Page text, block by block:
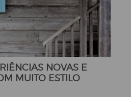
NOVAS E
MUITO ESTILO